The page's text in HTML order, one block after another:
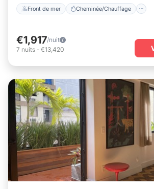
Front de mer Cheminée/Chauffage
€1,917/nuit
7 nuits - €13,420